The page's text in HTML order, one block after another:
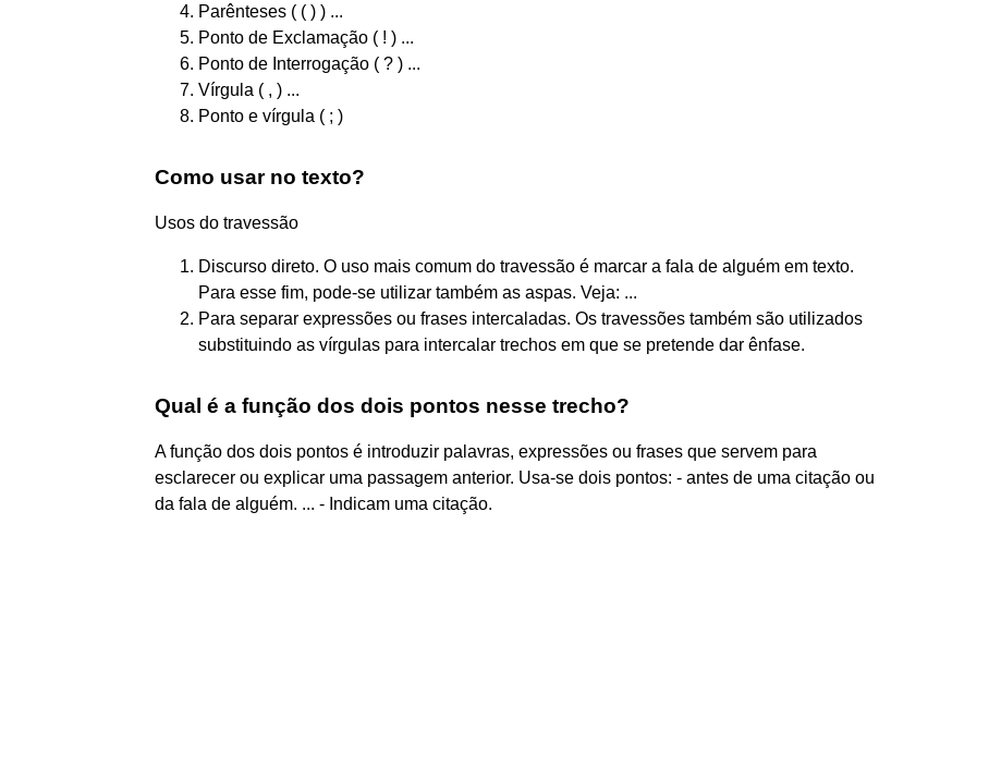
Parênteses ( ( ) ) ...
Ponto de Exclamação ( ! ) ...
Ponto de Interrogação ( ? ) ...
Vírgula ( , ) ...
Ponto e vírgula ( ; )
Como usar no texto?
Usos do travessão
Discurso direto. O uso mais comum do travessão é marcar a fala de alguém em texto.
Para esse fim, pode-se utilizar também as aspas. Veja: ...
Para separar expressões ou frases intercaladas. Os travessões também são utilizados
substituindo as vírgulas para intercalar trechos em que se pretende dar ênfase.
Qual é a função dos dois pontos nesse trecho?
A função dos dois pontos é introduzir palavras, expressões ou frases que servem para
esclarecer ou explicar uma passagem anterior. Usa-se dois pontos: - antes de uma citação ou
da fala de alguém. ... - Indicam uma citação.